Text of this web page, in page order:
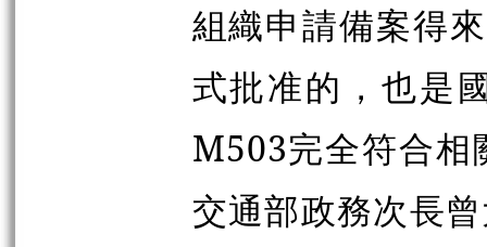
組織申請備案得
式批准的，也是
M503完全符合相
交通部政務次長